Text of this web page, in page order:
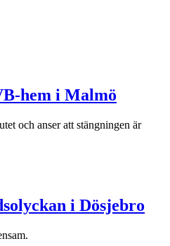
hem i Malmö
och anser att stängningen är
i Dösjebro